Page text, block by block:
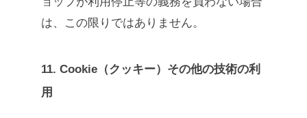
は、この限りではありません。
11. Cookie（クッキー）その他の技術の利
用